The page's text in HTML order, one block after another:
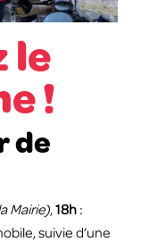
le
!
de
Mairie),18h:
suivie d’une